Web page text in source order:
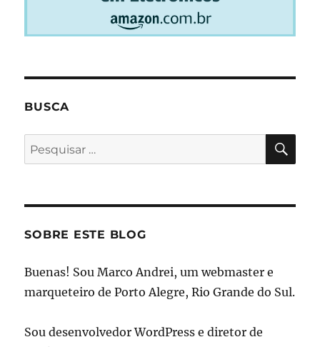
BUSCA
Pesquisar
por:
SOBRE ESTE BLOG
Buenas! Sou Marco Andrei, um webmaster e
marqueteiro de Porto Alegre, Rio Grande do Sul.
Sou desenvolvedor WordPress e diretor de